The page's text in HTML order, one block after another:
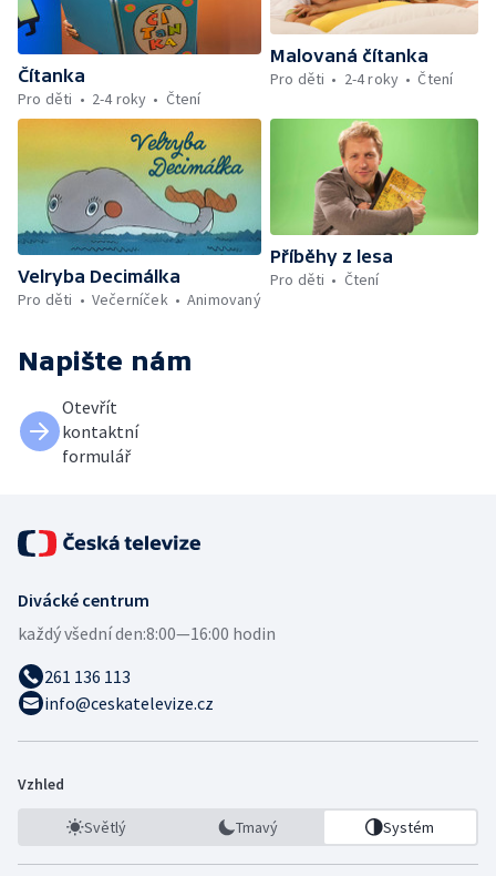
Čítanka
Pro děti
2-4 roky Čtení
Malovaná čítanka
Pro děti
2-4 roky Čtení
Velryba Decimálka
Pro děti
Večerníček Animovaný
Příběhy z lesa
Pro děti
Čtení
Napište nám
Otevřít
kontaktní
formulář
Divácké centrum
každý všední den:8:00—16:00 hodin
261 136 113
info@ceskatelevize.cz
Vzhled
Světlý Tmavý Systém